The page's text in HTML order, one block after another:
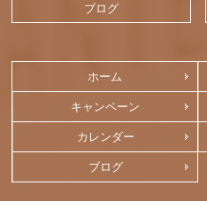
ブログ
ホーム
キャンペーン
カレンダー
ブログ